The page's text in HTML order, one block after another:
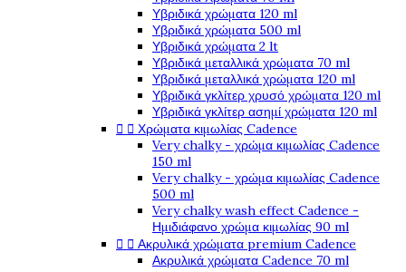
Υβριδικά χρώματα 120 ml
Υβριδικά χρώματα 500 ml
Υβριδικά χρώματα 2 lt
Υβριδικά μεταλλικά χρώματα 70 ml
Υβριδικά μεταλλικά χρώματα 120 ml
Υβριδικά γκλίτερ χρυσό χρώματα 120 ml
Υβριδικά γκλίτερ ασημί χρώματα 120 ml
  Χρώματα κιμωλίας Cadence
Very chalky - χρώμα κιμωλίας Cadence
150 ml
Very chalky - χρώμα κιμωλίας Cadence
500 ml
Very chalky wash effect Cadence -
Ημιδιάφανο χρώμα κιμωλίας 90 ml
  Ακρυλικά χρώματα premium Cadence
Ακρυλικά χρώματα Cadence 70 ml